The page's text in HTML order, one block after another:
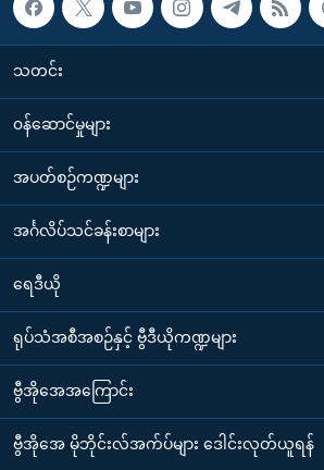
သတင်း
၀န်ဆောင်မှုများ
အပတ်စဉ်ကဏ္ဍများ
အင်္ဂလိပ်သင်ခန်းစာများ
ရေဒီယို
ရုပ်သံအစီအစဉ်နှင့် ဗွီဒီယိုကဏ္ဍများ
ဗွီအိုအေအကြောင်း
ဗွီအိုအေ မိုဘိုင်းလ်အက်ပ်များ ဒေါင်းလုတ်ယူရန်